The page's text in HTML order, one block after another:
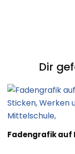
Dir
Fadengrafik auf